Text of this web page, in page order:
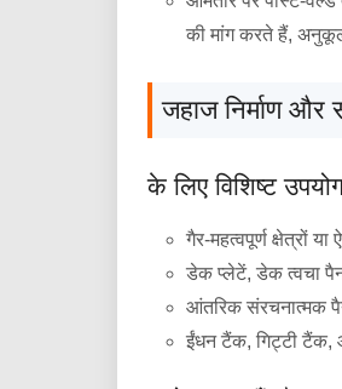
की मांग करते हैं,
जहाज निर्माण और
के लिए विशिष्ट
गैर-महत्वपूर्ण क्षेत्रों
डेक प्लेटें, डेक त्वचा
आंतरिक संरचनात्मक
ईंधन टैंक, गिट्टी टैंक,